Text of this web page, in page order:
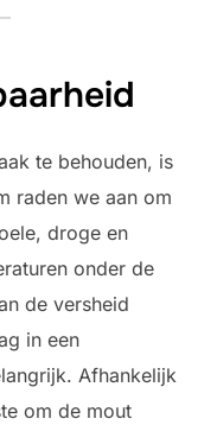
te behouden, is
raden we aan om
droge en
onder de
de versheid
in een
Afhankelijk
om de mout